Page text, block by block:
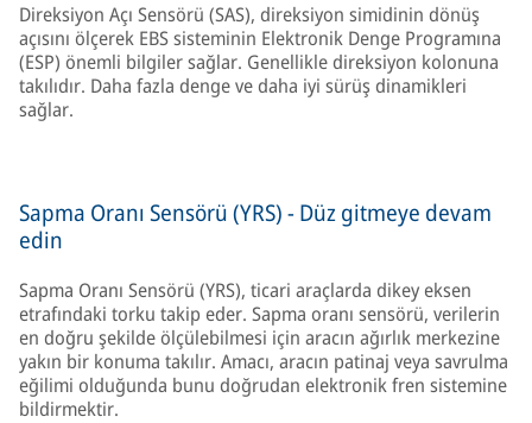
Direksiyon Açı Sensörü (SAS), direksiyon simidinin dönüş
açısını ölçerek EBS sisteminin Elektronik Denge Programına
(ESP) önemli bilgiler sağlar. Genellikle direksiyon kolonuna
takılıdır. Daha fazla denge ve daha iyi sürüş dinamikleri
sağlar.
Sapma Oranı Sensörü (YRS) - Düz gitmeye devam
edin
Sapma Oranı Sensörü (YRS), ticari araçlarda dikey eksen
etrafındaki torku takip eder. Sapma oranı sensörü, verilerin
en doğru şekilde ölçülebilmesi için aracın ağırlık merkezine
yakın bir konuma takılır. Amacı, aracın patinaj veya savrulma
eğilimi olduğunda bunu doğrudan elektronik fren sistemine
bildirmektir.